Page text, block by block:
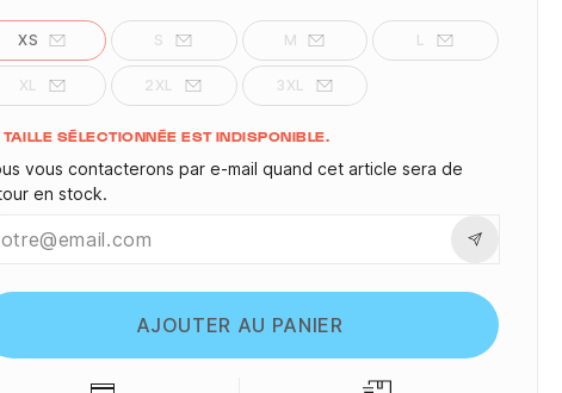
XS S M L
XL 2XL 3XL
TAILLE SÉLECTIONNÉE EST INDISPONIBLE.
vous contacterons par e-mail quand cet article sera de
en stock.
AJOUTER AU PANIER